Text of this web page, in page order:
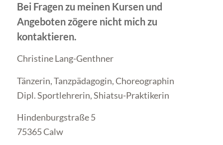
Bei Fragen zu meinen Kursen und
Angeboten zögere nicht mich zu
kontaktieren.
Christine Lang-Genthner
Tänzerin, Tanzpädagogin, Choreographin
Dipl. Sportlehrerin, Shiatsu-Praktikerin
Hindenburgstraße 5
75365 Calw